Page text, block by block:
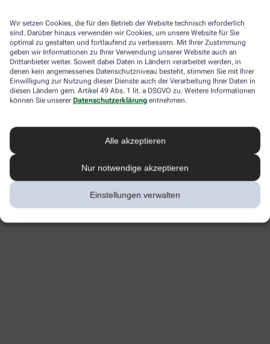
Wir setzen Cookies, die für den Betrieb der Website technisch erforderlich
sind. Darüber hinaus verwenden wir Cookies, um unsere Website für Sie
optimal zu gestalten und fortlaufend zu verbessern. Mit Ihrer Zustimmung
geben wir Informationen zu Ihrer Verwendung unserer Website auch an
Drittanbieter weiter. Soweit dabei Daten in Ländern verarbeitet werden, in
denen kein angemessenes Datenschutzniveau besteht, stimmen Sie mit Ihrer
Einwilligung zur Nutzung dieser Dienste auch der Verarbeitung Ihrer Daten in
diesen Ländern gem. Artikel 49 Abs. 1 lit. a DSGVO zu. Weitere Informationen
können Sie unserer Datenschutzerklärung entnehmen.
Alle akzeptieren
Nur notwendige akzeptieren
Einstellungen verwalten